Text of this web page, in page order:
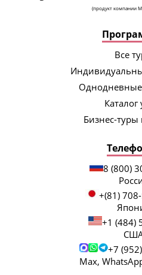
(продукт компании
Все
Однодневные
Каталог
Бизнес-
8 (800)
+(81)
+1 (484)
+7
Max,